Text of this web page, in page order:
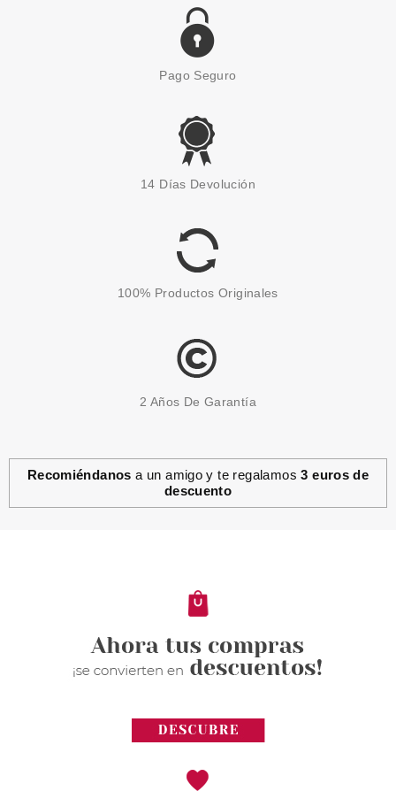
PAYOT
50ML
24.95€
PAYOT
32.50€
Pago Seguro
14 Días Devolución
100% Productos Originales
2 Años De Garantía
Recomiéndanos a un amigo y te regalamos3 euros de
descuento